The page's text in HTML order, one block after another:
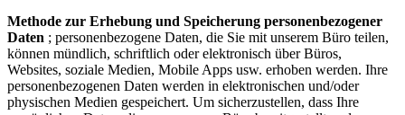
Methode zur Erhebung und Speicherung personenbezogener
Daten ; personenbezogene Daten, die Sie mit unserem Büro teilen,
können mündlich, schriftlich oder elektronisch über Büros,
Websites, soziale Medien, Mobile Apps usw. erhoben werden. Ihre
personenbezogenen Daten werden in elektronischen und/oder
physischen Medien gespeichert. Um sicherzustellen, dass Ihre